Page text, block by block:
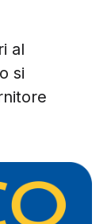
al
si